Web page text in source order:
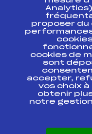
Ressources
Pass’Neige
Projet sportif
Projet de
Antidopage
Pôle
Scientifique
Listes
Pôle vie de
Analytics)
proposer du
cookies de
sont
accepter,
vos choix
obtenir
notre